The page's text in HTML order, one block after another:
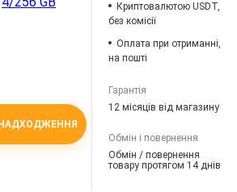
Криптовалютою USDT,
без комісії
Оплата при отриманні,
на пошті
Гарантія
12 місяців від магазину
Обмін і повернення
Обмін / повернення
товару протягом 14 днів